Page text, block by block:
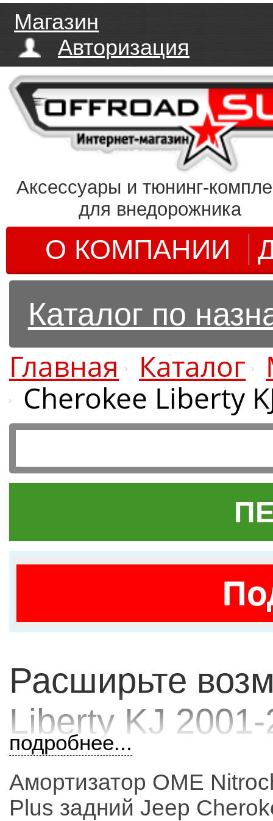
Магазин
Авторизация
Аксессуары и тюнинг-
для внедорожника
О КОМПАНИИ
Каталог по
Главная Каталог
Cherokee Liberty
Расширьте
Liberty KJ 2001-
оборудования
подробнее...
Амортизатор OME
Plus задний Jeep